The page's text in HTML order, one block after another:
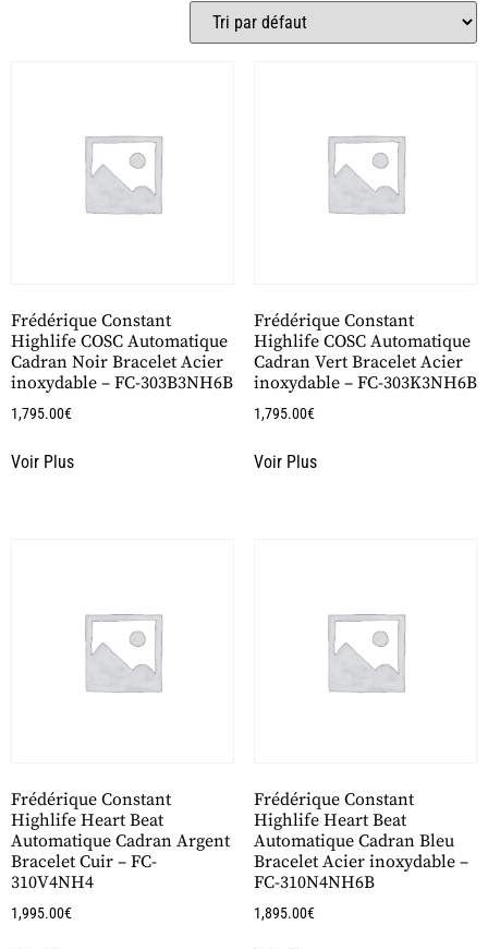
Frédérique Constant
Highlife COSC Automatique
Cadran Noir Bracelet Acier
inoxydable – FC-303B3NH6B
1,795.00€
Voir Plus
Frédérique Constant
Highlife COSC Automatique
Cadran Vert Bracelet Acier
inoxydable – FC-303K3NH6B
1,795.00€
Voir Plus
Frédérique Constant
Highlife Heart Beat
Automatique Cadran Argent
Bracelet Cuir – FC-
310V4NH4
1,995.00€
Frédérique Constant
Highlife Heart Beat
Automatique Cadran Bleu
Bracelet Acier inoxydable –
FC-310N4NH6B
1,895.00€